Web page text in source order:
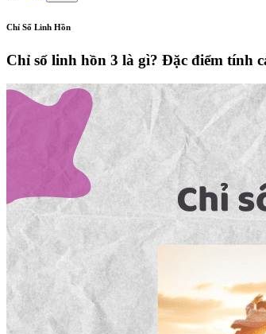
Chỉ Số Linh Hồn
Chỉ số linh hồn 3 là gì? Đặc điểm tính